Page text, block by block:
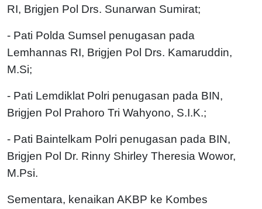
RI, Brigjen Pol Drs. Sunarwan Sumirat;
- Pati Polda Sumsel penugasan pada
Lemhannas RI, Brigjen Pol Drs. Kamaruddin,
M.Si;
- Pati Lemdiklat Polri penugasan pada BIN,
Brigjen Pol Prahoro Tri Wahyono, S.I.K.;
- Pati Baintelkam Polri penugasan pada BIN,
Brigjen Pol Dr. Rinny Shirley Theresia Wowor,
M.Psi.
Sementara, kenaikan AKBP ke Kombes